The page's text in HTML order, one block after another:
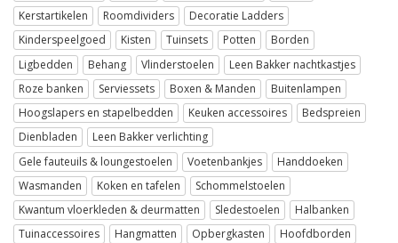
Kerstartikelen
Roomdividers
Decoratie Ladders
Kinderspeelgoed
Kisten Tuinsets Potten
Borden
Ligbedden
Behang Vlinderstoelen
Leen Bakker nachtkastjes
Roze banken
Serviessets Boxen & Manden
Buitenlampen
Hoogslapers en stapelbedden
Keuken accessoires
Bedspreien
Dienbladen
Leen Bakker verlichting
Gele fauteuils & loungestoelen
Voetenbankjes
Handdoeken
Wasmanden
Koken en tafelen
Schommelstoelen
Kwantum vloerkleden & deurmatten
Sledestoelen
Halbanken
Tuinaccessoires
Hangmatten Opbergkasten
Hoofdborden